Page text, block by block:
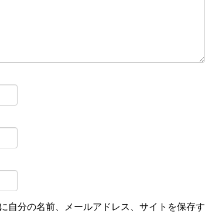
自分の名前、メールアドレス、サイトを保存す